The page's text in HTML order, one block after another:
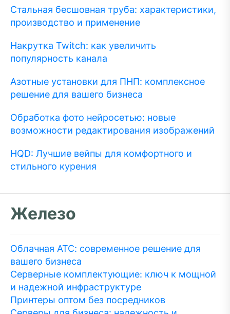
Стальная бесшовная труба: характеристики,
производство и применение
Накрутка Twitch: как увеличить
популярность канала
Азотные установки для ПНП: комплексное
решение для вашего бизнеса
Обработка фото нейросетью: новые
возможности редактирования изображений
HQD: Лучшие вейпы для комфортного и
стильного курения
Железо
Облачная АТС: современное решение для
вашего бизнеса
Серверные комплектующие: ключ к мощной
и надежной инфраструктуре
Принтеры оптом без посредников